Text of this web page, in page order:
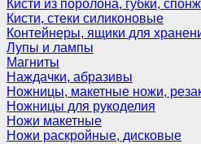
Кисти из поролона, губки,
Кисти, стеки силиконовые
Контейнеры, ящики для
Лупы и лампы
Магниты
Наждачки, абразивы
Ножницы, макетные ножи,
Ножницы для рукоделия
Ножи макетные
Ножи раскройные, дисковые